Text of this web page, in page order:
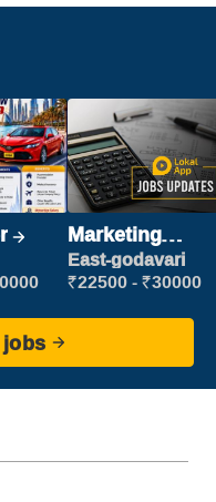
Marketing
Executive
East-godavari
₹22500 - ₹30000